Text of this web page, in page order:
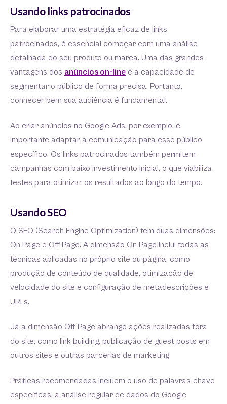
Usando links patrocinados
Para elaborar uma estratégia eficaz de links
patrocinados, é essencial começar com uma análise
detalhada do seu produto ou marca. Uma das grandes
vantagens dos anúncios on-line é a capacidade de
segmentar o público de forma precisa. Portanto,
conhecer bem sua audiência é fundamental.
Ao criar anúncios no Google Ads, por exemplo, é
importante adaptar a comunicação para esse público
específico. Os links patrocinados também permitem
campanhas com baixo investimento inicial, o que viabiliza
testes para otimizar os resultados ao longo do tempo.
Usando SEO
O SEO (Search Engine Optimization) tem duas dimensões:
On Page e Off Page. A dimensão On Page inclui todas as
técnicas aplicadas no próprio site ou página, como
produção de conteúdo de qualidade, otimização de
velocidade do site e configuração de metadescrições e
URLs.
Já a dimensão Off Page abrange ações realizadas fora
do site, como link building, publicação de guest posts em
outros sites e outras parcerias de marketing.
Práticas recomendadas incluem o uso de palavras-chave
específicas, a análise regular de dados do Google